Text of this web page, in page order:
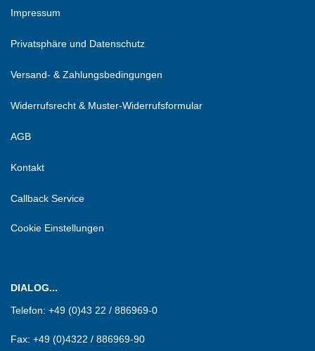
Impressum
Privatsphäre und Datenschutz
Versand- & Zahlungsbedingungen
Widerrufsrecht & Muster-Widerrufsformular
AGB
Kontakt
Callback Service
Cookie Einstellungen
DIALOG...
Telefon: +49 (0)43 22 / 886969-0
Fax: +49 (0)4322 / 886969-90